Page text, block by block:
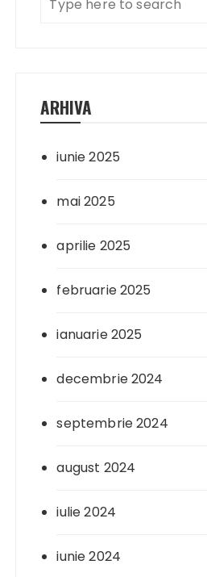
ARHIVA
iunie 2025
mai 2025
aprilie 2025
februarie 2025
ianuarie 2025
decembrie 2024
septembrie 2024
august 2024
iulie 2024
iunie 2024